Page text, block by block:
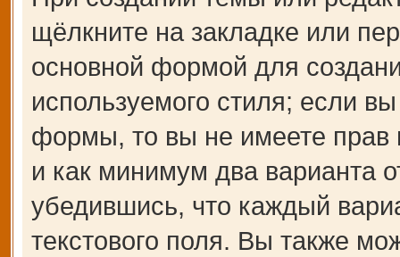
щёлкните на закладке или
основной формой для
используемого стиля; если
формы, то вы не имеете прав
и как минимум два варианта
убедившись, что каждый
текстового поля. Вы также